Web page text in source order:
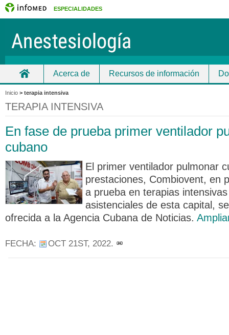
ESPECIALIDADES
Acerca de Recursos de información
Inicio > terapia intensiva
TERAPIA INTENSIVA
En fase de prueba primer ventilador
cubano
El primer ventilador pulmonar
prestaciones, Combiovent, en
a prueba en terapias
asistenciales de esta capital,
ofrecida a la Agencia Cubana de Noticias.
FECHA: OCT 21ST, 2022.